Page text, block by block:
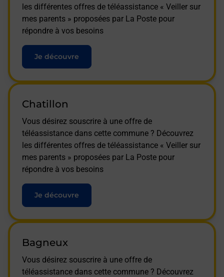
les différentes offres de téléassistance « Veiller sur
mes parents » proposées par La Poste pour
répondre à vos besoins
Je découvre
Chatillon
Vous désirez souscrire à une offre de
téléassistance dans cette commune ? Découvrez
les différentes offres de téléassistance « Veiller sur
mes parents » proposées par La Poste pour
répondre à vos besoins
Je découvre
Bagneux
Vous désirez souscrire à une offre de
téléassistance dans cette commune ? Découvrez